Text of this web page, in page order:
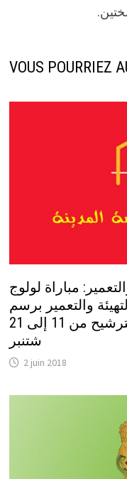
VOUS POURRIEZ
مباراة لولوج
والتعمير برسم
السنة الجامعية 2017 ء 2018. الترشيح من 11 إلى 21
شتنبر
2 juin 2018